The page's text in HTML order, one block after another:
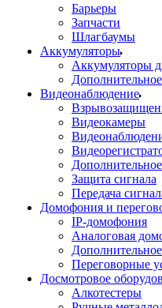
Барьеры
Запчасти
Шлагбаумы
Аккумуляторы
Аккумуляторы
Видеонаблюдение
Видеокамеры
Защита сигнала
Передача
Домофония и
IP-домофония
Аналоговая
Переговорные
Досмотровое
Алкотестеры